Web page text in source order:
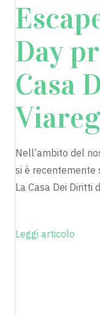
Day
Casa
Nell’ambito del
si è recentemente
La Casa Dei Diritti
Leggi articolo